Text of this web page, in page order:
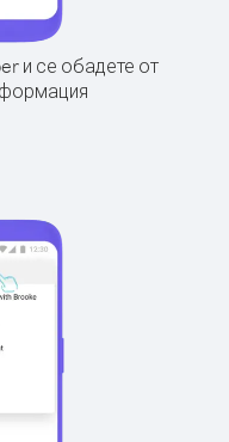
и се обадете от